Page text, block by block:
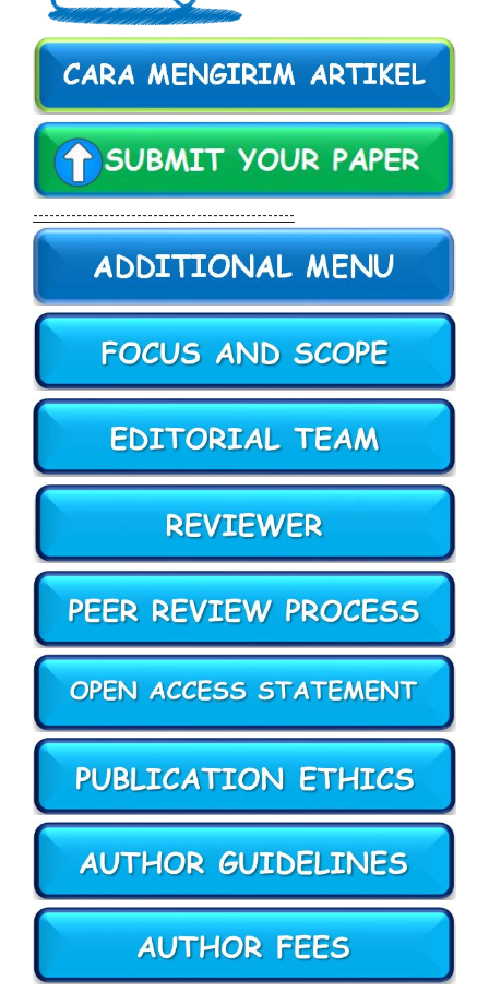
------------------------------------------------